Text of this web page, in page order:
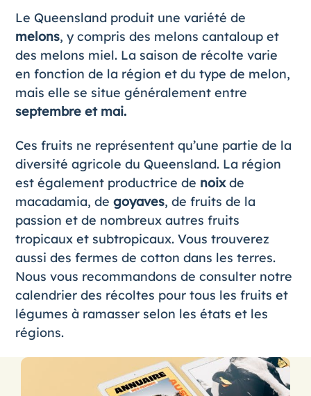
Le Queensland produit une variété de
melons, y compris des melons cantaloup et
des melons miel. La saison de récolte varie
en fonction de la région et du type de melon,
mais elle se situe généralement entre
septembre et mai.
Ces fruits ne représentent qu’une partie de la
diversité agricole du Queensland. La région
est également productrice de noixde
macadamia, de goyaves, de fruits de la
passion et de nombreux autres fruits
tropicaux et subtropicaux. Vous trouverez
aussi des fermes de cotton dans les terres.
Nous vous recommandons de consulter notre
calendrier des récoltes pour tous les fruits et
légumes à ramasser selon les états et les
régions.